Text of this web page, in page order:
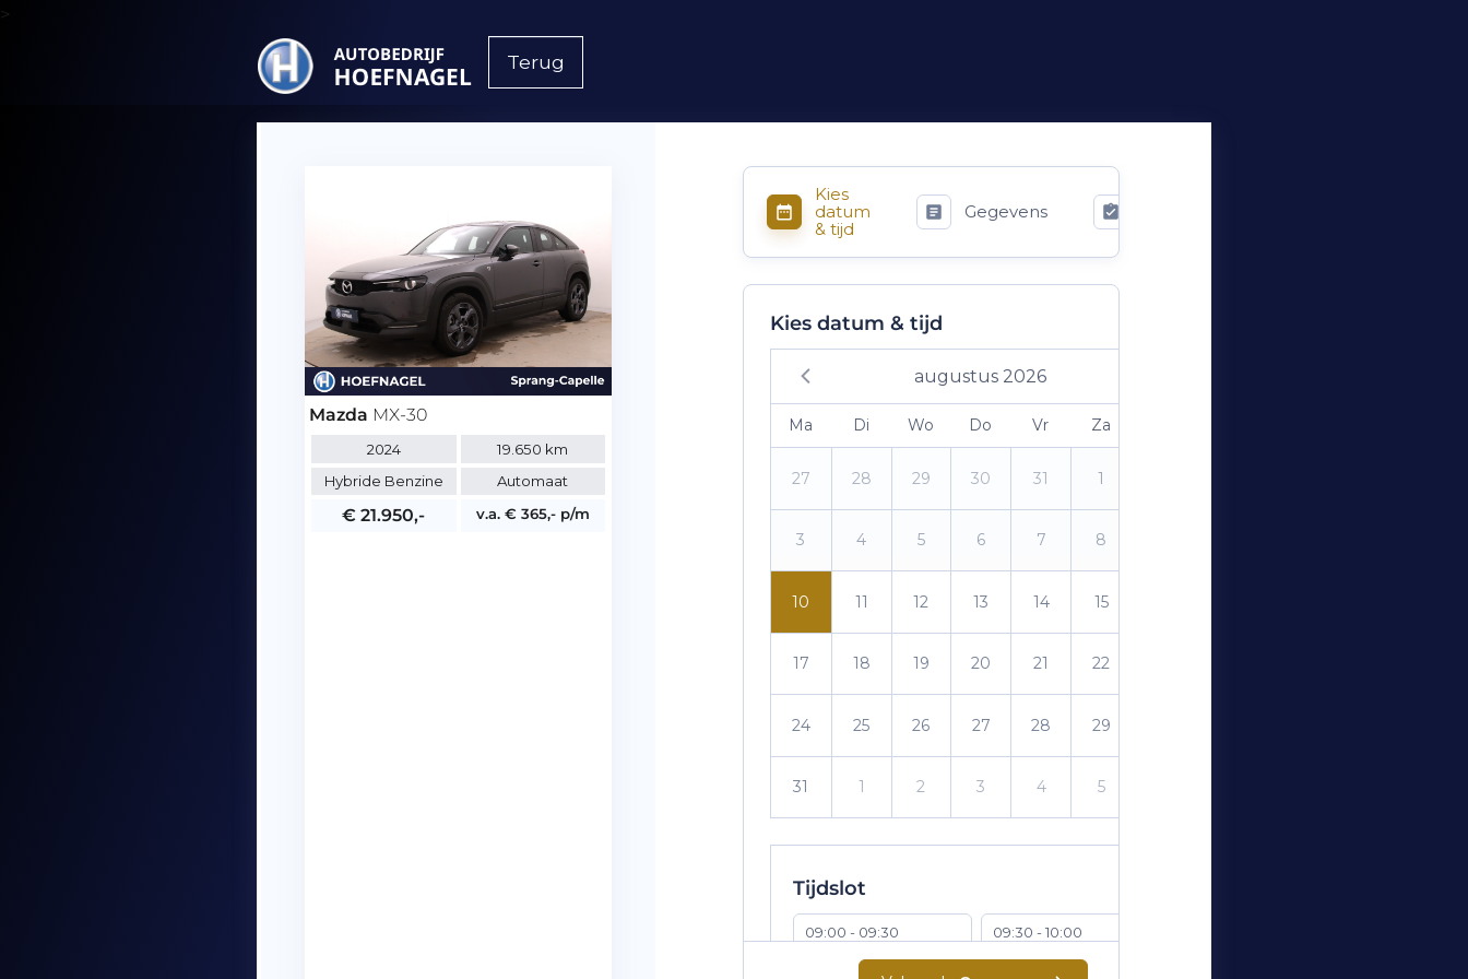
>
Terug
Mazda MX-30
2024
19.650 km
Hybride Benzine
Automaat
€ 21.950,- v.a. € 365,- p/m
Kies
datum
& tijd
Gegevens
Kies datum & tijd
augustus 2026
Ma Di Wo Do Vr Za
27 28 29 30 31 1
3 4 5 6 7 8
10 11 12 13 14 15
17 18 19 20 21 22
24 25 26 27 28 29
31 1 2 3 4 5
Tijdslot
09:00 - 09:30 09:30 - 10:00